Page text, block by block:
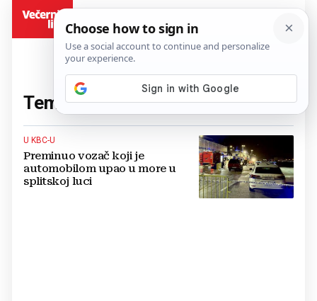
Tema:trajektna luka(1 članaka)
U KBC-U
Preminuo vozač koji je
automobilom upao u more u
splitskoj luci